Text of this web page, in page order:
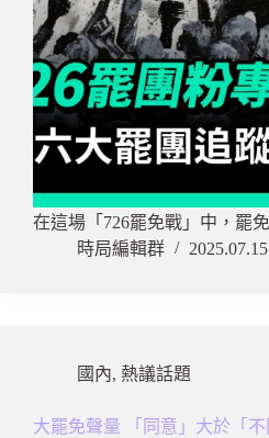
在這場「726罷免戰」中，罷
時局編輯群
2025.07.15
國內, 熱議話題
大罷免聲量 「同意」大於「